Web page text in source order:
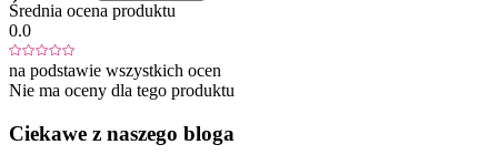
Średnia ocena produktu
0.0
na podstawie wszystkich ocen
Nie ma oceny dla tego produktu
Ciekawe z naszego bloga